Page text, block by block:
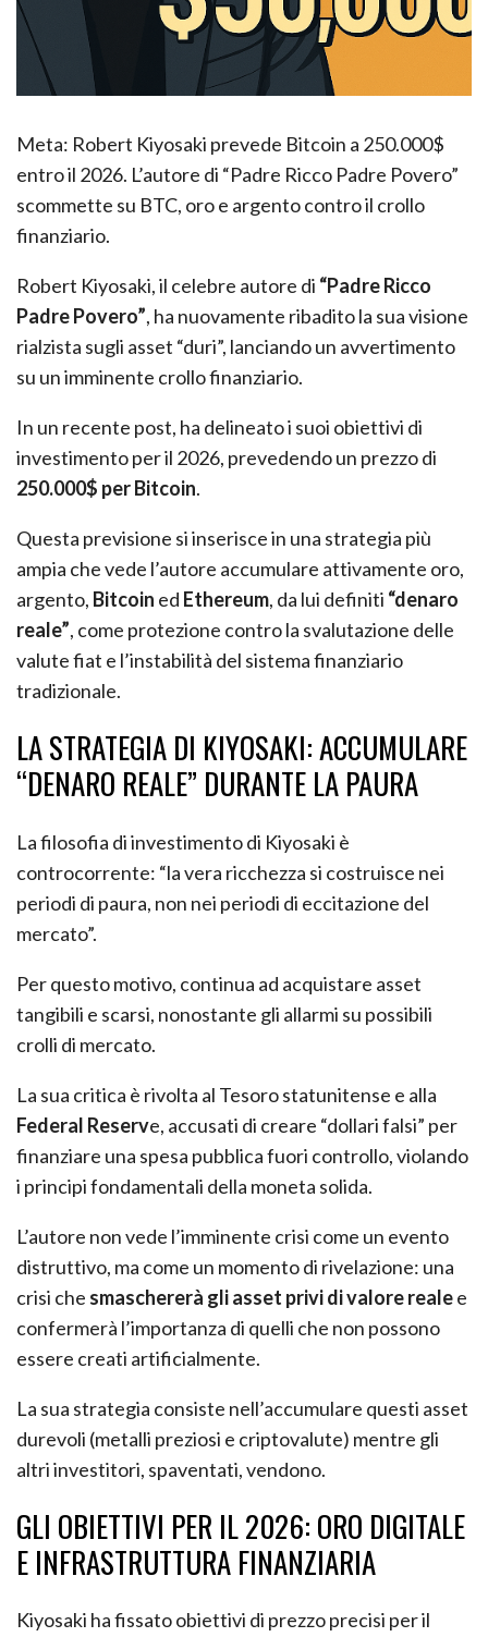
Meta: Robert Kiyosaki prevede Bitcoin a 250.000$
entro il 2026. L’autore di “Padre Ricco Padre Povero”
scommette su BTC, oro e argento contro il crollo
finanziario.
Robert Kiyosaki, il celebre autore di “Padre Ricco
Padre Povero”, ha nuovamente ribadito la sua visione
rialzista sugli asset “duri”, lanciando un avvertimento
su un imminente crollo finanziario.
In un recente post, ha delineato i suoi obiettivi di
investimento per il 2026, prevedendo un prezzo di
250.000$ per Bitcoin.
Questa previsione si inserisce in una strategia più
ampia che vede l’autore accumulare attivamente oro,
argento, Bitcoin ed Ethereum, da lui definiti “denaro
reale”, come protezione contro la svalutazione delle
valute fiat e l’instabilità del sistema finanziario
tradizionale.
LA STRATEGIA DI KIYOSAKI: ACCUMULARE
“DENARO REALE” DURANTE LA PAURA
La filosofia di investimento di Kiyosaki è
controcorrente: “la vera ricchezza si costruisce nei
periodi di paura, non nei periodi di eccitazione del
mercato”.
Per questo motivo, continua ad acquistare asset
tangibili e scarsi, nonostante gli allarmi su possibili
crolli di mercato.
La sua critica è rivolta al Tesoro statunitense e alla
Federal Reserve, accusati di creare “dollari falsi” per
finanziare una spesa pubblica fuori controllo, violando
i principi fondamentali della moneta solida.
L’autore non vede l’imminente crisi come un evento
distruttivo, ma come un momento di rivelazione: una
crisi che smaschererà gli asset privi di valore realee
confermerà l’importanza di quelli che non possono
essere creati artificialmente.
La sua strategia consiste nell’accumulare questi asset
durevoli (metalli preziosi e criptovalute) mentre gli
altri investitori, spaventati, vendono.
GLI OBIETTIVI PER IL 2026: ORO DIGITALE
E INFRASTRUTTURA FINANZIARIA
Kiyosaki ha fissato obiettivi di prezzo precisi per il